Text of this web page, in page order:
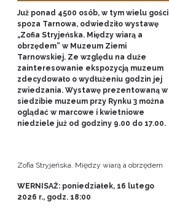
Już ponad 4500 osób, w tym wielu gości
spoza Tarnowa, odwiedziło wystawę
„Zofia Stryjeńska. Między wiarą a
obrzędem” w Muzeum Ziemi
Tarnowskiej. Ze względu na duże
zainteresowanie ekspozycją muzeum
zdecydowało o wydłużeniu godzin jej
zwiedzania. Wystawę prezentowaną w
siedzibie muzeum przy Rynku 3 można
oglądać w marcowe i kwietniowe
niedziele już od godziny 9.00 do 17.00.
Zofia Stryjeńska. Między wiarą a obrzędem
WERNISAŻ: poniedziałek, 16 lutego
2026 r., godz. 18:00